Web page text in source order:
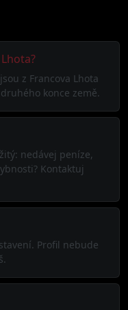
z Francova Lhota
konce země.
nedávej peníze,
Kontaktuj
Profil nebude